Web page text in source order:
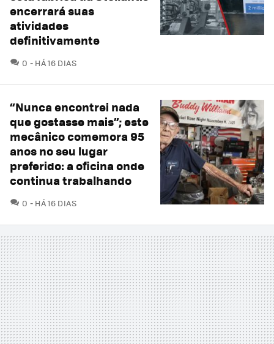
encerrará suas
atividades
definitivamente
0 COMENTÁRIOS
HÁ 16 DIAS
“Nunca encontrei nada
que gostasse mais”; este
mecânico comemora 95
anos no seu lugar
preferido: a oficina onde
continua trabalhando
0 COMENTÁRIOS
HÁ 16 DIAS